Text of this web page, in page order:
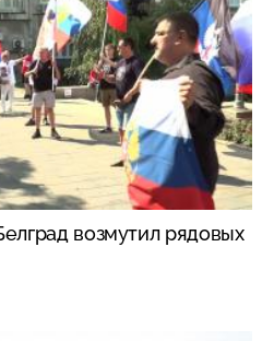
возмутил рядовых